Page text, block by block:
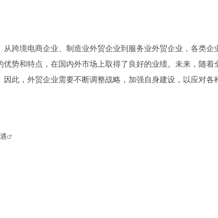
跨境电商企业、制造业外贸企业到服务业外贸企业，各类企
势和特点，在国内外市场上取得了良好的业绩。未来，随着
此，外贸企业需要不断调整战略，加强自身建设，以应对各